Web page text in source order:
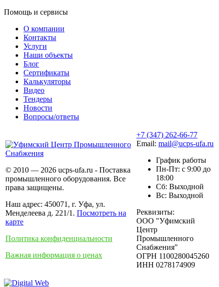
Помощь и сервисы
О компании
Контакты
Услуги
Наши объекты
Блог
Сертификаты
Калькуляторы
Видео
Тендеры
Новости
Вопросы/ответы
© 2010 — 2026 ucps-ufa.ru - Поставка
промышленного оборудования. Все
права защищены.
Наш адрес: 450071, г. Уфа, ул.
Менделеева д. 221/1. Посмотреть на
карте
Политика конфиденциальности
Важная информация о ценах
+7 (347) 262-66-77
Email: mail@ucps-ufa.ru
График работы
Пн-Пт: с 9:00 до
18:00
Сб: Выходной
Вс: Выходной
Реквизиты:
ООО "Уфимский
Центр
Промышленного
Снабжения"
ОГРН 1100280045260
ИНН 0278174909